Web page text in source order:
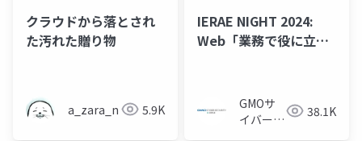
クラウドから落とされ
た汚れた贈り物
a_zara_n 5.9K
IERAE NIGHT 2024:
Web「業務で役に立っ
GMOサ
イバーセ
38.1K